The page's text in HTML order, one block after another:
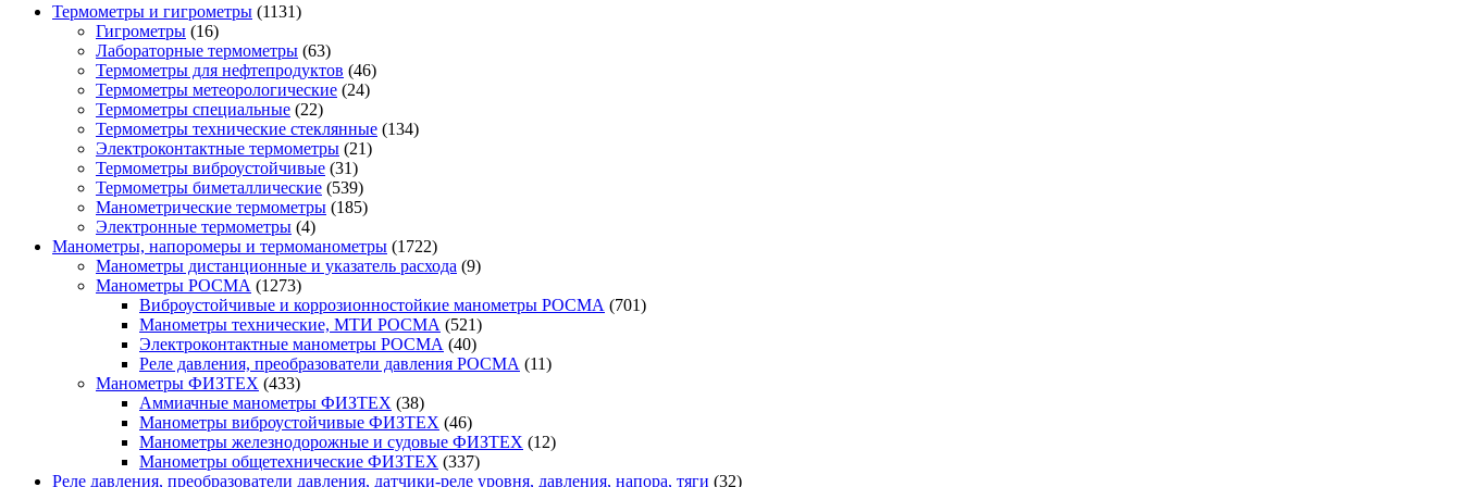
Термометры и гигрометры 11311131
Гигрометры 1616
товаров
Лабораторные термометры 6363
товара
Термометры для нефтепродуктов 4646
Термометры метеорологические 2424
Термометры специальные 2222
товара
Термометры технические стеклянные 134134
Электроконтактные термометры 2121
Термометры виброустойчивые 3131
товар
Термометры биметаллические 539539
товаров
Манометрические термометры 185185
Электронные термометры 44
товара
Манометры, напоромеры и термоманометры 17221722
товара
Манометры дистанционные и указатель расхода 99
Манометры РОСМА 12731273
товара
Виброустойчивые и коррозионностойкие манометры РОСМА 701701
Манометры технические, МТИ РОСМА 521521
товар
Электроконтактные манометры РОСМА 4040
товаров
Реле давления, преобразователи давления РОСМА 1111
Манометры ФИЗТЕХ 433433
товара
Аммиачные манометры ФИЗТЕХ 3838
товаров
Манометры виброустойчивые ФИЗТЕХ 4646
товаров
Манометры железнодорожные и судовые ФИЗТЕХ 1212
Манометры общетехнические ФИЗТЕХ 337337
товаров
Реле давления, преобразователи давления, датчики-реле уровня, давления, напора, тяги 3232